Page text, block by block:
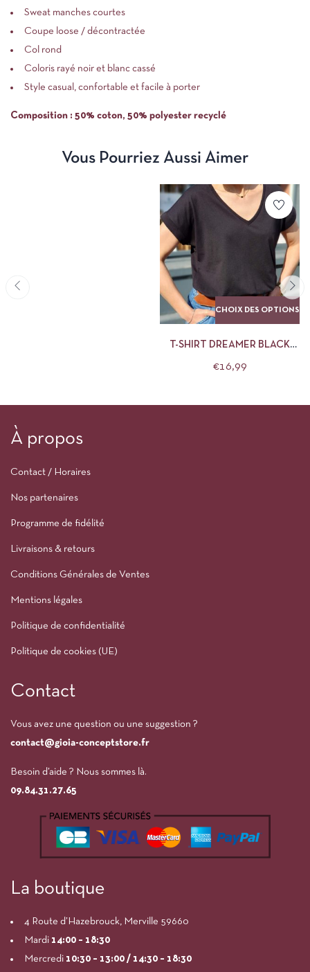
Sweat manches courtes
Coupe loose / décontractée
Col rond
Coloris rayé noir et blanc cassé
Style casual, confortable et facile à porter
Composition : 50% coton, 50% polyester recyclé
Vous Pourriez Aussi Aimer
CHOIX DES OPTIONS
T-SHIRT DREAMER BLACK
€16,99
À propos
Contact / Horaires
Nos partenaires
Programme de fidélité
Livraisons & retours
Conditions Générales de Ventes
Mentions légales
Politique de confidentialité
Politique de cookies (UE)
Contact
Vous avez une question ou une suggestion ?
contact@gioia-conceptstore.fr
Besoin d’aide ? Nous sommes là.
09.84.31.27.65
La boutique
4 Route d’Hazebrouck, Merville 59660
Mardi 14:00 – 18:30
Mercredi 10:30 – 13:00 / 14:30 – 18:30